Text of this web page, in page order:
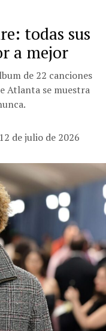
todas sus
a mejor
de 22 canciones
Atlanta se muestra
12 de julio de 2026